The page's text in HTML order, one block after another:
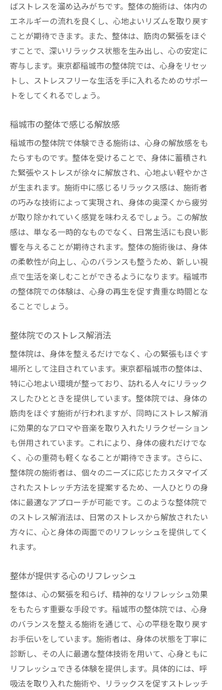
ばストレスを溜め込みがちです。整体の施術は、体内の
エネルギーの流れを良くし、心地よいリズムを取り戻す
ことが期待できます。また、整体は、筋肉の緊張をほぐ
すことで、深いリラックス状態を生み出し、心の安定に
寄与します。東京都稲城市の整体院では、心身をリセッ
トし、ストレスフリーな生活を手に入れるためのサポー
トをしてくれるでしょう。
稲城市の整体で感じる解放感
稲城市の整体院で体験できる施術は、心身の解放感をも
たらすものです。整体を受けることで、身体に蓄積され
た緊張やストレスが徐々に解放され、心地よい軽やかさ
が生まれます。施術中に感じるリラックス感は、施術者
の巧みな技術によって実現され、身体の奥深くから疲労
が取り除かれていく感覚を味わえるでしょう。この解放
感は、単なる一時的なものでなく、日常生活にも良い影
響を与えることが期待されます。整体の施術後は、身体
の柔軟性が向上し、心のバランスも整うため、新しい視
点で生活を楽しむことができるようになります。稲城市
の整体院での体験は、心身の再生を促す貴重な時間とな
ることでしょう。
整体院でのストレス解消法
整体院は、身体を整えるだけでなく、心の緊張もほぐす
場所として注目されています。東京都稲城市の整体は、
特に心地よい環境が整っており、訪れる人々にリラック
スしたひとときを提供しています。整体院では、身体の
筋肉をほぐす施術が行われますが、同時にストレス解消
に効果的なアロマや音楽を取り入れたリラクゼーション
も併用されています。これにより、身体の疲れだけでな
く、心の重荷も軽くなることが期待できます。さらに、
整体院の施術者は、個々のニーズに応じたカスタマイズ
されたストレッチ方法を提案するため、一人ひとりの身
体に最適なアプローチが可能です。このような整体院で
のストレス解消法は、日常のストレスから解放されたい
方々に、心と身体の両面でのリフレッシュを提供してく
れます。
整体が提供する心のリフレッシュ
整体は、心の緊張を和らげ、精神的なリフレッシュ効果
をもたらす重要な手段です。稲城市の整体院では、心身
のバランスを整える施術を通じて、心の平穏を取り戻す
お手伝いをしています。施術者は、身体の状態を丁寧に
診断し、その人に最適な整体技術を用いて、心身ともに
リフレッシュできる体験を提供します。具体的には、呼
吸法を取り入れた施術や、リラックスを促すストレッチ